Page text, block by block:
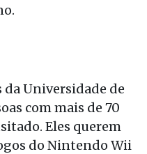
Universidade de
com mais de 70
Eles querem
do Nintendo Wii